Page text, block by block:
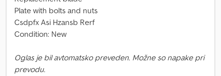
Plate with bolts and nuts
Csdpfx Asi Hzansb Rerf
Condition: New
Oglas je bil avtomatsko preveden. Možne so napake pri
prevodu.